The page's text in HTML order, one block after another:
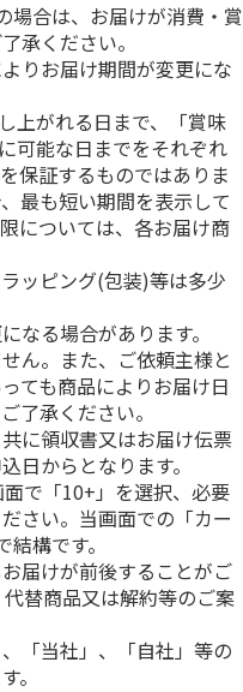
合は、お届けが消費・賞
承ください。
りお届け期間が変更にな
上がれる日まで、「賞味
可能な日までをそれぞれ
保証するものではありま
最も短い期間を表示して
については、各お届け商
ッピング(包装)等は多少
なる場合があります。
ん。また、ご依頼主様と
ても商品によりお届け日
了承ください。
に領収書又はお届け伝票
日からとなります。
で「10+」を選択、必要
さい。当画面での「カー
構です。
届けが前後することがご
替商品又は解約等のご案
「当社」、「自社」等の
。